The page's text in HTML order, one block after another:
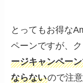
とってもお得な
ペーンですが、
ージキャンペー
ならないので注